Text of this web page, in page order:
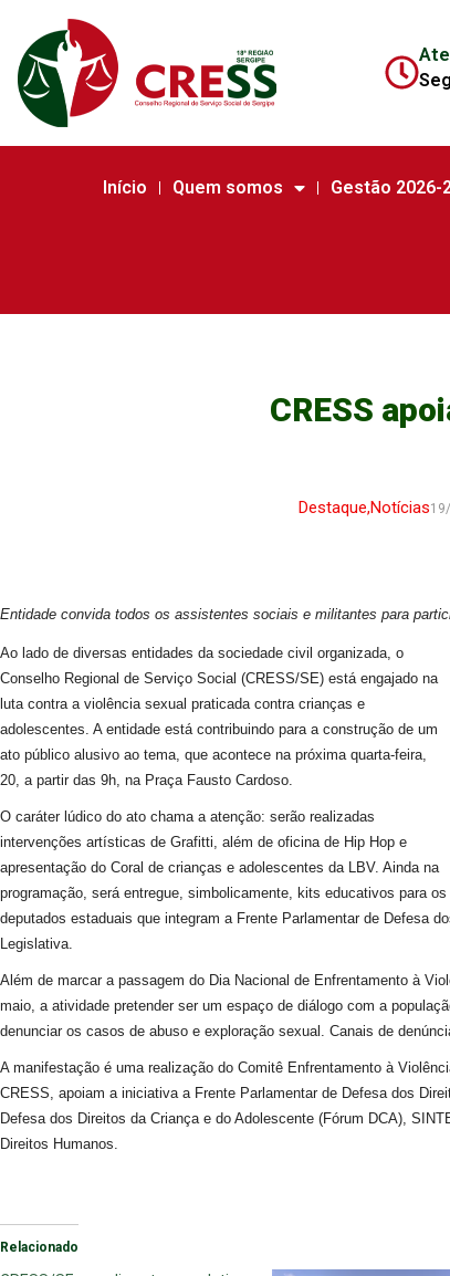
Início Quem somos Gestão 2026-
CRESS
Destaque,Notícias
Entidade convida todos os assistentes sociais e militantes para
Ao lado de diversas entidades da sociedade civil organizada, o
Conselho Regional de Serviço Social (CRESS/SE) está engajado na
luta contra a violência sexual praticada contra crianças e
adolescentes. A entidade está contribuindo para a construção de um
ato público alusivo ao tema, que acontece na próxima quarta-feira,
20, a partir das 9h, na Praça Fausto Cardoso.
O caráter lúdico do ato chama a atenção: serão realizadas
intervenções artísticas de Grafitti, além de oficina de Hip Hop e
apresentação do Coral de crianças e adolescentes da LBV. Ainda na
programação, será entregue, simbolicamente, kits educativos para os
deputados estaduais que integram a Frente Parlamentar de Defesa
Legislativa.
Além de marcar a passagem do Dia Nacional de Enfrentamento à
maio, a atividade pretender ser um espaço de diálogo com a
denunciar os casos de abuso e exploração sexual. Canais de
A manifestação é uma realização do Comitê Enfrentamento à
CRESS, apoiam a iniciativa a Frente Parlamentar de Defesa dos
Defesa dos Direitos da Criança e do Adolescente (Fórum DCA),
Direitos Humanos.
Relacionado